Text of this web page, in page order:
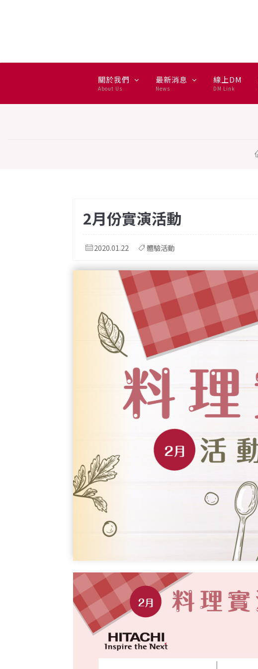
關於我們
About Us
最新消息
News
線上DM
DM Link
2月份實演活動
2020.01.22 體驗活動